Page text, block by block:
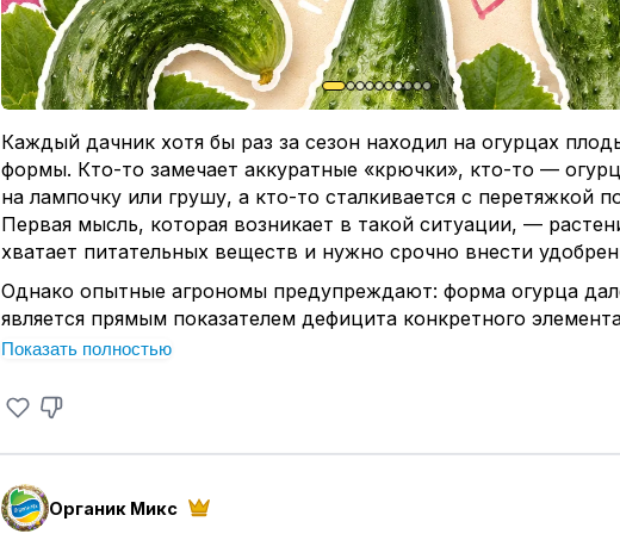
Каждый дачник хотя бы раз за сезон находил на огурцах
формы. Кто-то замечает аккуратные «крючки», кто-то —
на лампочку или грушу, а кто-то сталкивается с перетяжкой
Первая мысль, которая возникает в такой ситуации, —
хватает питательных веществ и нужно срочно внести
Однако опытные агрономы предупреждают: форма огурца
является прямым показателем дефицита конкретного
сразу же закормить грядку подкормками без предварительной
Почему так бывает?
Завязь может просто упереться в стебель, лист или элемент
чего растет согнутой.
Показать полностью
Органик Микс